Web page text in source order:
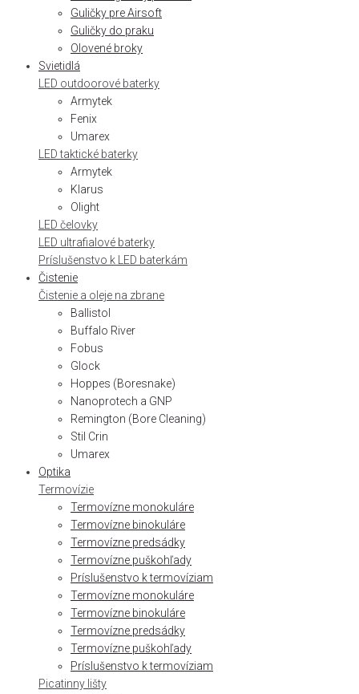
Guličky pre Airsoft
Guličky do praku
Olovené broky
Svietidlá
LED outdoorové baterky
Armytek
Fenix
Umarex
LED taktické baterky
Armytek
Klarus
Olight
LED čelovky
LED ultrafialové baterky
Príslušenstvo k LED baterkám
Čistenie
Čistenie a oleje na zbrane
Ballistol
Buffalo River
Fobus
Glock
Hoppes (Boresnake)
Nanoprotech a GNP
Remington (Bore Cleaning)
Stil Crin
Umarex
Optika
Termovízie
Termovízne monokuláre
Termovízne binokuláre
Termovízne predsádky
Termovízne puškohľady
Príslušenstvo k termovíziam
Termovízne monokuláre
Termovízne binokuláre
Termovízne predsádky
Termovízne puškohľady
Príslušenstvo k termovíziam
Picatinny lišty